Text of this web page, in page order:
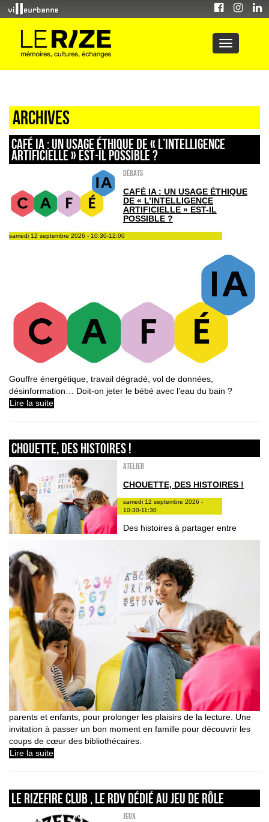
Archives
Café IA : Un usage éthique de « l’intelligence
artificielle » est-il possible ?
Débats
CAFÉ IA : UN USAGE ÉTHIQUE
DE « L’INTELLIGENCE
ARTIFICIELLE » EST-IL
POSSIBLE ?
samedi 12 septembre 2026 - 10:30-12:00
Gouffre énergétique, travail dégradé, vol de données,
désinformation… Doit-on jeter le bébé avec l’eau du bain ?
Lire la suite
Chouette, des histoires !
Atelier
CHOUETTE, DES HISTOIRES !
samedi 12 septembre 2026 -
10:30-11:30
Des histoires à partager entre
parents et enfants, pour prolonger les plaisirs de la lecture. Une
invitation à passer un bon moment en famille pour découvrir les
coups de cœur des bibliothécaires.
Lire la suite
LE RIZEFIRE CLUB , LE RDV DÉDIÉ AU JEU DE RÔLE
Jeux